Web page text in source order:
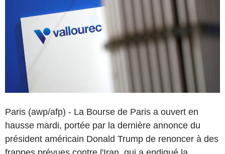
Paris (awp/afp) - La Bourse de Paris a ouvert en
hausse mardi, portée par la dernière annonce du
président américain Donald Trump de renoncer à des